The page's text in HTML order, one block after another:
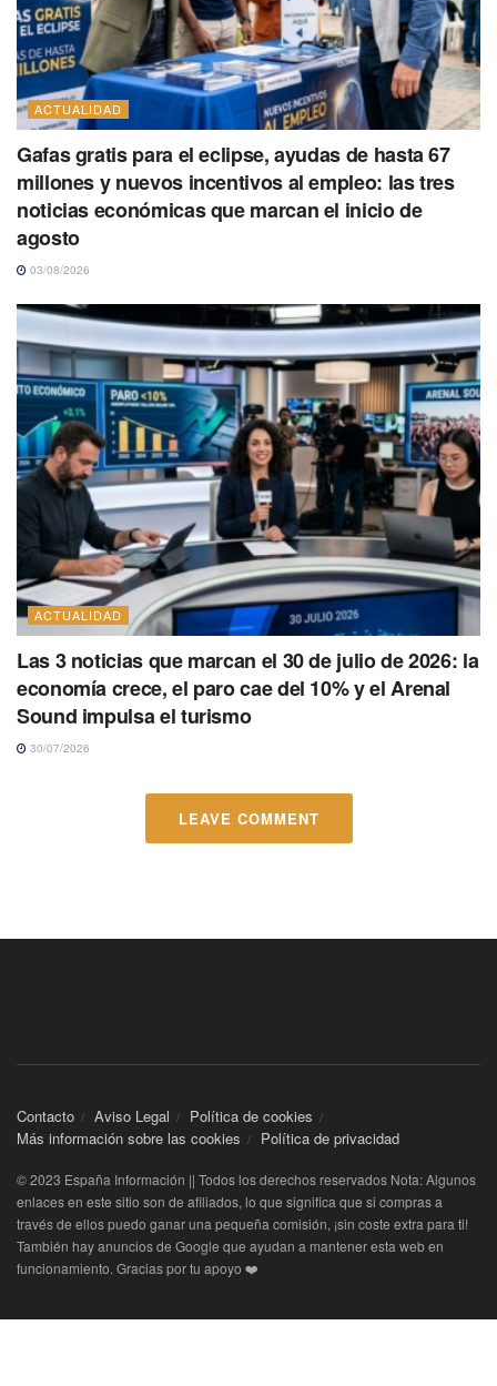
ACTUALIDAD
Gafas gratis para el eclipse, ayudas de hasta 67
millones y nuevos incentivos al empleo: las tres
noticias económicas que marcan el inicio de
agosto
03/08/2026
ACTUALIDAD
Las 3 noticias que marcan el 30 de julio de 2026: la
economía crece, el paro cae del 10% y el Arenal
Sound impulsa el turismo
30/07/2026
LEAVE COMMENT
Contacto Aviso Legal
Política de cookies
Más información sobre las cookies
Política de privacidad
© 2023 España Información || Todos los derechos reservados Nota: Algunos
enlaces en este sitio son de afiliados, lo que significa que si compras a
través de ellos puedo ganar una pequeña comisión, ¡sin coste extra para ti!
También hay anuncios de Google que ayudan a mantener esta web en
funcionamiento. Gracias por tu apoyo ❤️